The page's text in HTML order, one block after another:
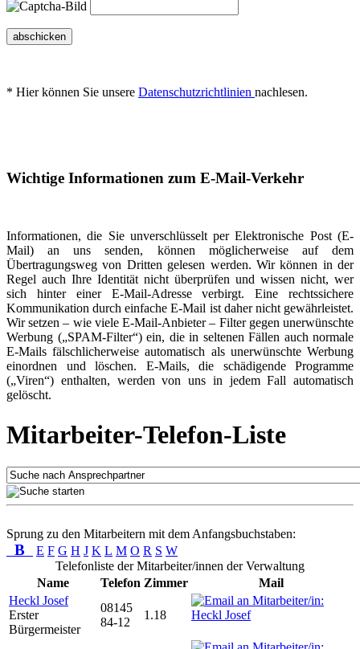
abschicken
* Hier können Sie unsere Datenschutzrichtlinien nachlesen.
Wichtige Informationen zum E-Mail-Verkehr
Informationen, die Sie unverschlüsselt per Elektronische Post (E-
Mail) an uns senden, können möglicherweise auf dem
Übertragungsweg von Dritten gelesen werden. Wir können in der
Regel auch Ihre Identität nicht überprüfen und wissen nicht, wer
sich hinter einer E-Mail-Adresse verbirgt. Eine rechtssichere
Kommunikation durch einfache E-Mail ist daher nicht gewährleistet.
Wir setzen – wie viele E-Mail-Anbieter – Filter gegen unerwünschte
Werbung („SPAM-Filter“) ein, die in seltenen Fällen auch normale
E-Mails fälschlicherweise automatisch als unerwünschte Werbung
einordnen und löschen. E-Mails, die schädigende Programme
(„Viren“) enthalten, werden von uns in jedem Fall automatisch
gelöscht.
Mitarbeiter-Telefon-Liste
Sprung zu den Mitarbeitern mit dem Anfangsbuchstaben:
B E F G H J K L M O R S W
Telefonliste der Mitarbeiter/innen der Verwaltung
Name
Telefon Zimmer
Mail
Heckl Josef
Erster
Bürgermeister
08145
84-12
1.18